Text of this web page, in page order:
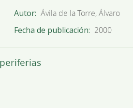
Autor Ávila de la Torre, Álvaro
Fecha de publicación
2000